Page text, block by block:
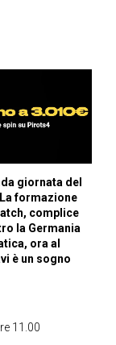
giornata del
formazione
complice
la Germania
ora al
è un sogno
11.00